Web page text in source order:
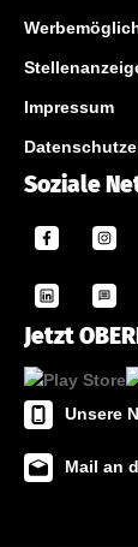
Impressum
Soziale
Jetzt
Unsere
Mail an